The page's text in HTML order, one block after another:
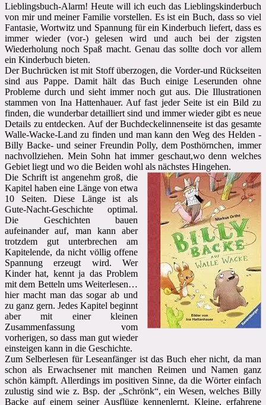
Lieblingsbuch-Alarm! Heute will ich euch das Lieblingskinderbuch
von mir und meiner Familie vorstellen. Es ist ein Buch, dass so viel
Fantasie, Wortwitz und Spannung für ein Kinderbuch liefert, dass es
immer wieder (vor-) gelesen wird und auch bei der zigsten
Wiederholung noch Spaß macht. Genau das sollte doch vor allem
ein Kinderbuch bieten.
Der Buchrücken ist mit Stoff überzogen, die Vorder-und Rückseiten
sind aus Pappe. Damit hält das Buch einige Leserunden ohne
Probleme durch und sieht immer noch gut aus. Die Illustrationen
stammen von Ina Hattenhauer. Auf fast jeder Seite ist ein Bild zu
finden, die wunderbar detailliert sind und immer wieder gibt es neue
Details zu entdecken. Auf der Buchdeckelinnenseite ist das gesamte
Walle-Wacke-Land zu finden und man kann den Weg des Helden -
Billy Backe- und seiner Freundin Polly, dem Posthörnchen, immer
nachvollziehen. Mein Sohn hat immer geschaut,wo denn welches
Gebiet liegt und wo die Beiden wohl als nächstes Hingehen.
Die Schrift ist angenehm groß, die
Kapitel haben eine Länge von etwa
10 Seiten. Diese Länge ist als
Gute-Nacht-Geschichte optimal.
Die Geschichten bauen
aufeinander auf, man kann aber
trotzdem gut unterbrechen am
Kapitelende, da nicht völlig offene
Spannung erzeugt wird. Wer
Kinder hat, kennt ja das Problem
mit dem Betteln ums Weiterlesen…
hier macht man das sogar ab und
zu ganz gern. Jedes Kapitel beginnt
aber mit einer kleinen
Zusammenfassung vom
vorherigen, so dass man gut wieder
einsteigen kann in die Geschichte.
Zum Selberlesen für Leseanfänger ist das Buch eher nicht, da man
schon als Erwachsener mit manchen Reimen und Namen ganz
schön kämpft. Allerdings im positiven Sinne, da die Wörter einfach
zulustig sind wie z. Bsp. der „Schrönk“, ein Wesen, welches Billy
Backe auf einem seiner Ausflüge kennenlernt. Kleine, erfahrene